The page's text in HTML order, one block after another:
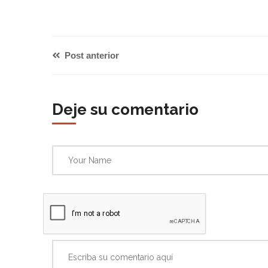
Post anterior
Deje su comentario